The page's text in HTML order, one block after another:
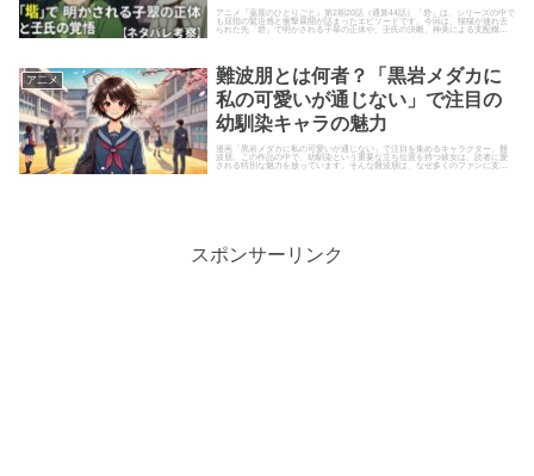
レ考察】
アニメ『薬屋のひとりごと』第2期20話（通算44話）「砦」は、シリーズの中で
も屈指の緊迫感と衝撃展開が詰まったエピソードです。今回は、猫猫が連れ去
られた先「砦」で明かされる子翠の正体や、壬氏の決断、神美による支配構造
ア二メ
難波朋とは何者？「黒岩メダカに
私の可愛いが通じない」で注目の
幼馴染キャラの魅力
漫画「黒岩メダカに私の可愛いが通じない」で注目を集めるキャラクター、難
波朋。この作品の中で、幼馴染という重要な立ち位置を持つ彼女は、読者に愛
される特別な魅力を放っています。そんな難波朋は、なぜ多くのファンに支持
スポンサーリンク